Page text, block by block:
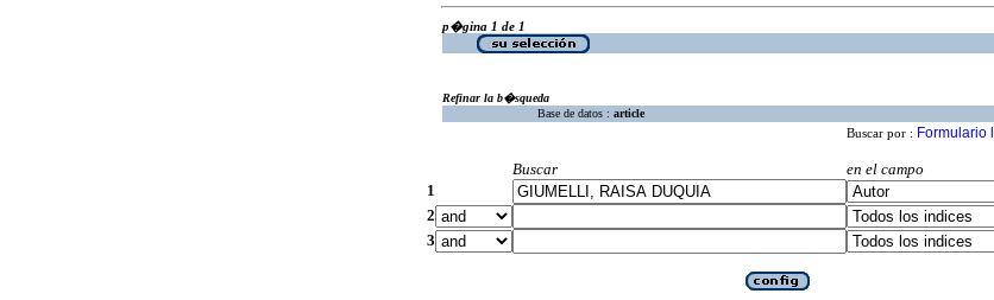
p�gina 1 de 1
Refinar la b�squeda
Base de datos : article
Buscar por : Formulario
Buscar
en el campo
1
2
3